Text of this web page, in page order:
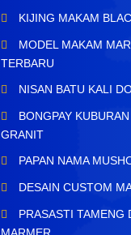
KIJING MAKAM
MODEL MAKAM
TERBARU
NISAN BATU KALI
BONGPAY
GRANIT
PAPAN NAMA
DESAIN CUSTOM
PRASASTI TAMENG